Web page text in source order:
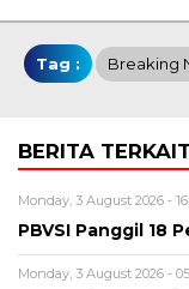
Tag : Breaking
BERITA TERKAIT
Monday, 3 August 2026 -
PBVSI Panggil 18
Monday, 3 August 2026 -